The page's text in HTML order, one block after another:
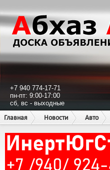
+7 940 774-17-71
пн-пт: 9:00-17:00
сб, вс - выходные
Главная
Новости Авто